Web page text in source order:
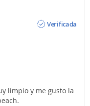
Verificada
limpio y me gusto la